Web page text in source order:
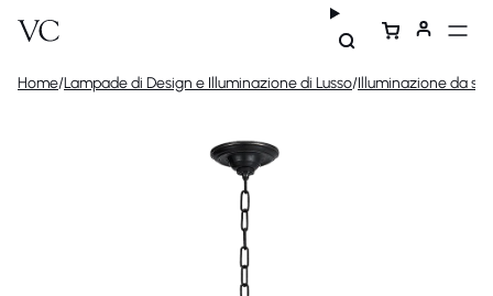
Home/Lampade di Design e Illuminazione di Lusso/Illuminazione da